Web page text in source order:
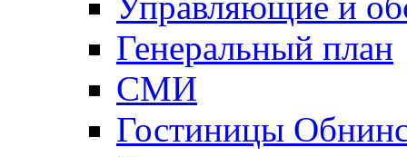
Генеральный план
СМИ
Гостиницы